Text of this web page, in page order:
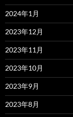
2024年1月
2023年12月
2023年11月
2023年10月
2023年9月
2023年8月